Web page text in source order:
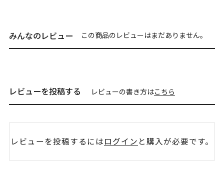
みんなのレビュー この商品のレビューはまだありません。
レビューを投稿する レビューの書き方はこちら
レビューを投稿するにはログイン と購入が必要です。